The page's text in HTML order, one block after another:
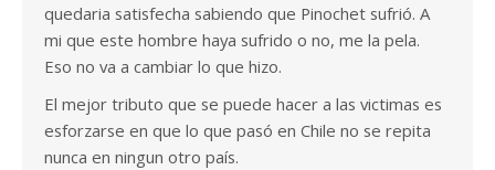
quedaria satisfecha sabiendo que Pinochet sufrió. A
mi que este hombre haya sufrido o no, me la pela.
Eso no va a cambiar lo que hizo.
El mejor tributo que se puede hacer a las victimas es
esforzarse en que lo que pasó en Chile no se repita
nunca en ningun otro país.